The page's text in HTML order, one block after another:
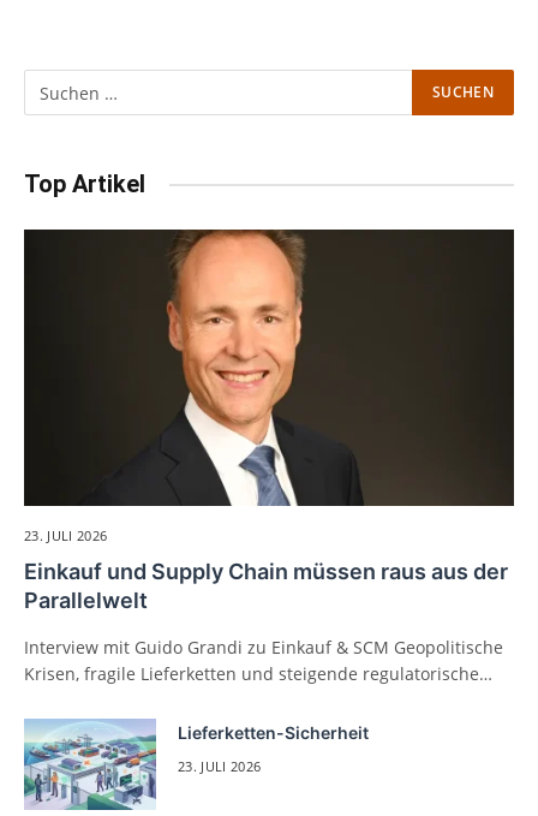
Top Artikel
23. JULI 2026
Einkauf und Supply Chain müssen raus aus der
Parallelwelt
Interview mit Guido Grandi zu Einkauf & SCM Geopolitische
Krisen, fragile Lieferketten und steigende regulatorische…
Lieferketten-Sicherheit
23. JULI 2026